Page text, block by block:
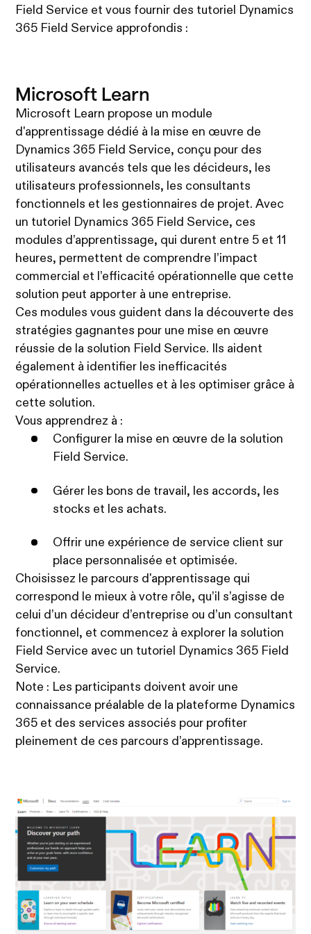
Field Service et vous fournir des tutoriel Dynamics
365 Field Service approfondis :
Microsoft Learn
Microsoft Learn propose un module
d'apprentissage dédié à la mise en œuvre de
Dynamics 365 Field Service, conçu pour des
utilisateurs avancés tels que les décideurs, les
utilisateurs professionnels, les consultants
fonctionnels et les gestionnaires de projet. Avec
un tutoriel Dynamics 365 Field Service, ces
modules d’apprentissage, qui durent entre 5 et 11
heures, permettent de comprendre l’impact
commercial et l’efficacité opérationnelle que cette
solution peut apporter à une entreprise.
Ces modules vous guident dans la découverte des
stratégies gagnantes pour une mise en œuvre
réussie de la solution Field Service. Ils aident
également à identifier les inefficacités
opérationnelles actuelles et à les optimiser grâce à
cette solution.
Vous apprendrez à :
Configurer la mise en œuvre de la solution
Field Service.
Gérer les bons de travail, les accords, les
stocks et les achats.
Offrir une expérience de service client sur
place personnalisée et optimisée.
Choisissez le parcours d'apprentissage qui
correspond le mieux à votre rôle, qu’il s’agisse de
celui d’un décideur d’entreprise ou d’un consultant
fonctionnel, et commencez à explorer la solution
Field Service avec un tutoriel Dynamics 365 Field
Service.
Note : Les participants doivent avoir une
connaissance préalable de la plateforme Dynamics
365 et des services associés pour profiter
pleinement de ces parcours d’apprentissage.